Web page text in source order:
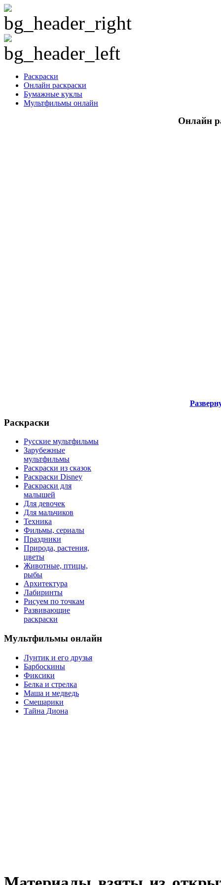
Раскраски
Онлайн раскраски
Бумажные куклы
Мультфильмы онлайн
Онлайн
Раскраски
Русские мультфильмы
Зарубежные
мультфильмы
Раскраски из сказок
Раскраски Disney
Раскраски для
малышей
Для девочек
Для мальчиков
Техника
Фильмы, сериалы
Праздники
Природа, растения,
цветы
Животные, птицы,
рыбы
Архитектура
Лабиринты
Рисуем по точкам
Развивающие
раскраски
Мультфильмы онлайн
Лунтик и его друзья
Барбоскины
Фиксики
Белка и стрелка
Маша и медведь
Смешарики
Тайна Диона